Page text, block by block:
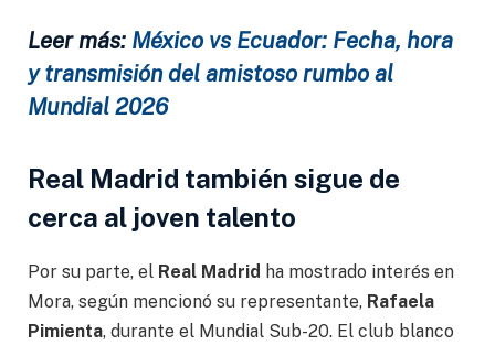
Leer más: México vs Ecuador: Fecha, hora
y transmisión del amistoso rumbo al
Mundial 2026
Real Madrid también sigue de
cerca al joven talento
Por su parte, el Real Madrid ha mostrado interés en
Mora, según mencionó su representante, Rafaela
Pimienta, durante el Mundial Sub-20. El club blanco